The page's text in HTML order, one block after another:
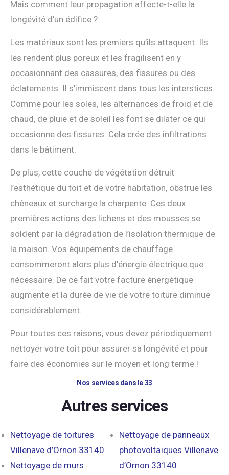
Mais comment leur propagation affecte-t-elle la
longévité d’un édifice ?
Les matériaux sont les premiers qu’ils attaquent. Ils
les rendent plus poreux et les fragilisent en y
occasionnant des cassures, des fissures ou des
éclatements. Il s’immiscent dans tous les interstices.
Comme pour les soles, les alternances de froid et de
chaud, de pluie et de soleil les font se dilater ce qui
occasionne des fissures. Cela crée des infiltrations
dans le bâtiment.
De plus, cette couche de végétation détruit
l’esthétique du toit et de votre habitation, obstrue les
chêneaux et surcharge la charpente. Ces deux
premières actions des lichens et des mousses se
soldent par la dégradation de l’isolation thermique de
la maison. Vos équipements de chauffage
consommeront alors plus d’énergie électrique que
nécessaire. De ce fait votre facture énergétique
augmente et la durée de vie de votre toiture diminue
considérablement.
Pour toutes ces raisons, vous devez périodiquement
nettoyer votre toit pour assurer sa longévité et pour
faire des économies sur le moyen et long terme !
Nos services dans le 33
Autres services
Nettoyage de toitures
Villenave d’Ornon 33140
Nettoyage de murs
Nettoyage de panneaux
photovoltaïques Villenave
d’Ornon 33140